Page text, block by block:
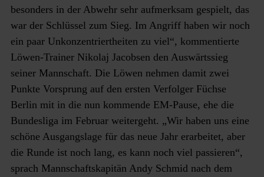
besonders in der Abwehr sehr aufmerksam gespielt, das
war der Schlüssel zum Sieg. Im Angriff haben wir noch
ein paar Unkonzentriertheiten zu viel“, kommentierte
Löwen-Trainer Nikolaj Jacobsen den Auswärtssieg
seiner Mannschaft. Die Löwen nehmen damit zwei
Punkte Vorsprung auf den ersten Verfolger Füchse
Berlin mit in die nun kommende EM-Pause, ehe die
Bundesliga im Februar weitergeht. „Wir haben uns eine
schöne Ausgangslage für das neue Jahr erarbeitet, aber
die Runde ist noch lang, es kann noch viel passieren“,
sprach Mannschaftskapitän Andy Schmid nach dem